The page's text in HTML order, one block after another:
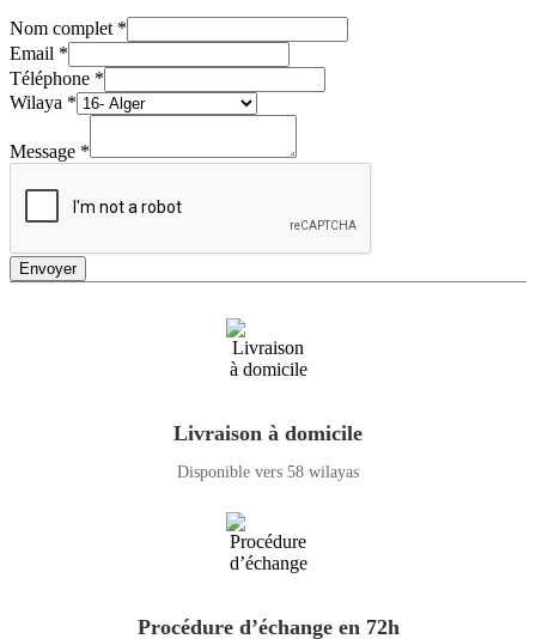
Nom complet *
Email *
Téléphone *
Wilaya *
Message *
Envoyer
Livraison à domicile
Disponible vers 58 wilayas
Procédure d’échange en 72h